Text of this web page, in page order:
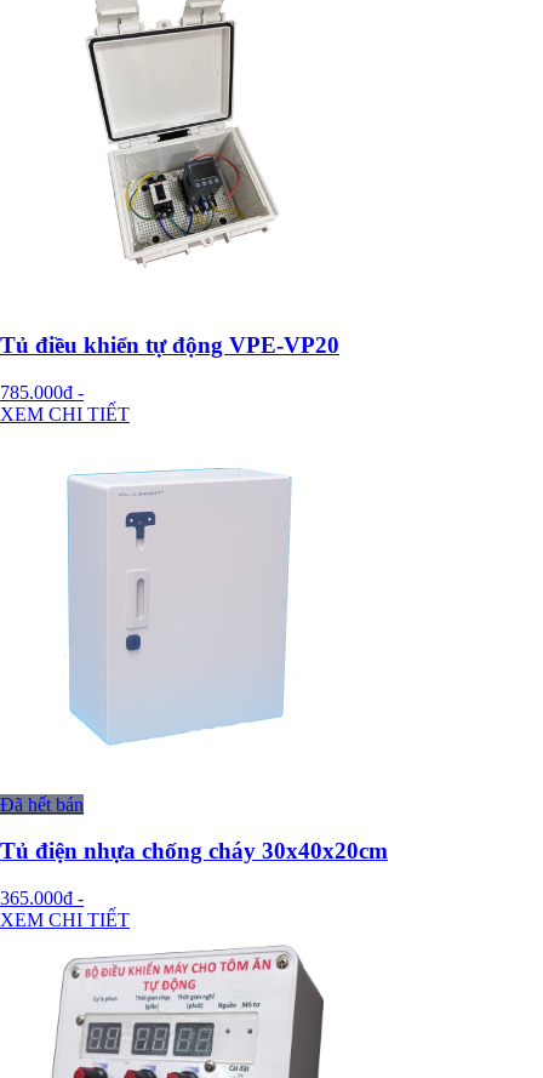
Tủ điều khiển tự động VPE-VP20
785.000đ -
XEM CHI TIẾT
Đã hết bán
Tủ điện nhựa chống cháy 30x40x20cm
365.000đ -
XEM CHI TIẾT